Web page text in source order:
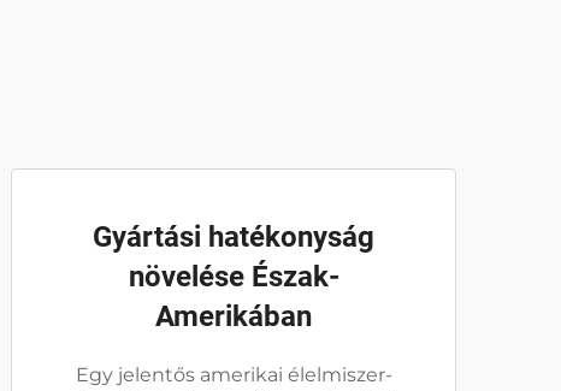
Gyártási hatékonyság
növelése Észak-
Amerikában
Egy jelentős amerikai élelmiszer-